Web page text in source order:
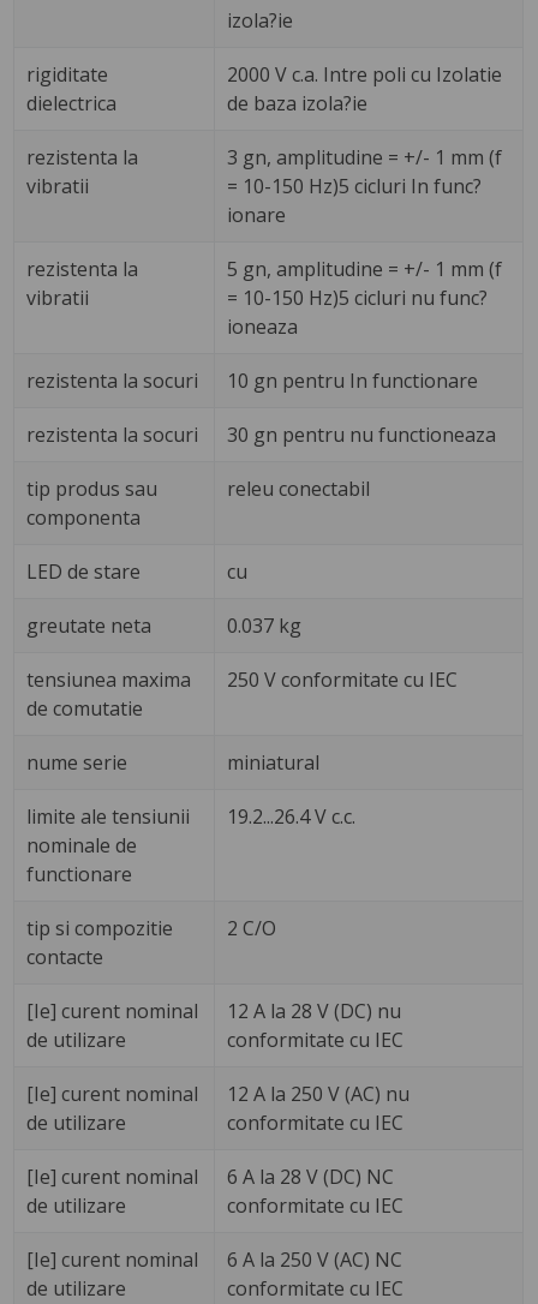
izola?ie
rigiditate
dielectrica
2000 V c.a. Intre poli cu Izolatie
de baza izola?ie
rezistenta la
vibratii
3 gn, amplitudine = +/- 1 mm (f
= 10-150 Hz)5 cicluri In func?
ionare
rezistenta la
vibratii
5 gn, amplitudine = +/- 1 mm (f
= 10-150 Hz)5 cicluri nu func?
ioneaza
rezistenta la socuri 10 gn pentru In functionare
rezistenta la socuri 30 gn pentru nu functioneaza
tip produs sau
componenta
releu conectabil
LED de stare cu
greutate neta 0.037 kg
tensiunea maxima
de comutatie
250 V conformitate cu IEC
nume serie miniatural
limite ale tensiunii
nominale de
functionare
19.2...26.4 V c.c.
tip si compozitie
contacte
2 C/O
[Ie] curent nominal
de utilizare
12 A la 28 V (DC) nu
conformitate cu IEC
[Ie] curent nominal
de utilizare
12 A la 250 V (AC) nu
conformitate cu IEC
[Ie] curent nominal
de utilizare
6 A la 28 V (DC) NC
conformitate cu IEC
[Ie] curent nominal
de utilizare
6 A la 250 V (AC) NC
conformitate cu IEC